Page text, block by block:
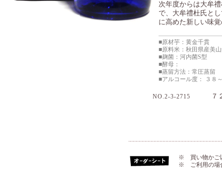
次年度からは大牟
で、大牟禮杜氏と
に高めた新しい味
■原材芋：黄金千貫
■原料米：秋田県産美
■麹菌：河内菌S型
■酵母：
■蒸留方法：常圧蒸留
■アルコール度： ３８
NO.2-3-2715 ７２
※ 買い物かご
※ ご利用の場